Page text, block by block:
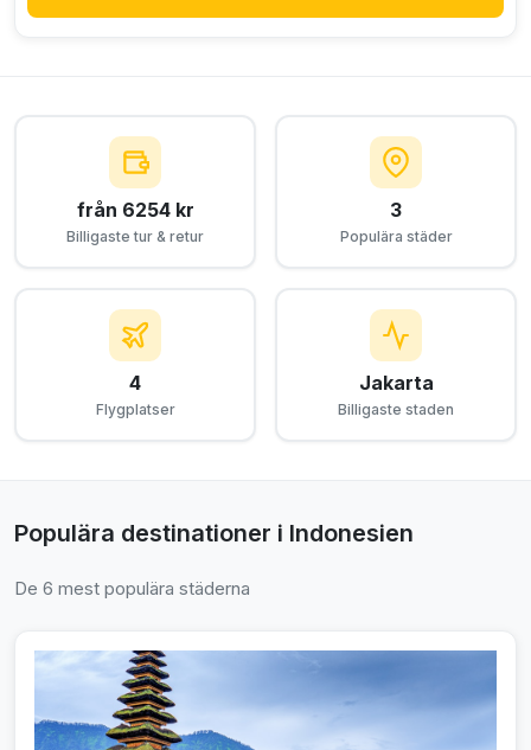
från 6254 kr
Billigaste tur & retur
3
Populära städer
4
Flygplatser
Jakarta
Billigaste staden
Populära destinationer i Indonesien
De 6 mest populära städerna